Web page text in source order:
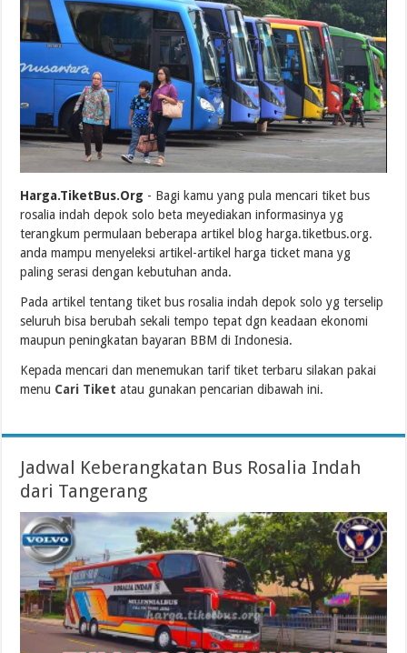
Harga.TiketBus.Org - Bagi kamu yang pula mencari tiket bus
rosalia indah depok solo beta meyediakan informasinya yg
terangkum permulaan beberapa artikel blog harga.tiketbus.org.
anda mampu menyeleksi artikel-artikel harga ticket mana yg
paling serasi dengan kebutuhan anda.
Pada artikel tentang tiket bus rosalia indah depok solo yg terselip
seluruh bisa berubah sekali tempo tepat dgn keadaan ekonomi
maupun peningkatan bayaran BBM di Indonesia.
Kepada mencari dan menemukan tarif tiket terbaru silakan pakai
menu Cari Tiket atau gunakan pencarian dibawah ini.
Jadwal Keberangkatan Bus Rosalia Indah
dari Tangerang